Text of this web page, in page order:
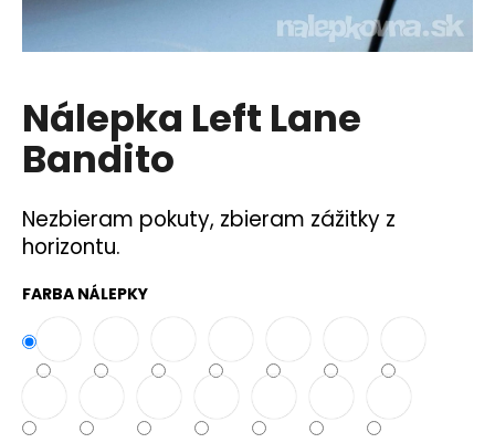
Nálepka Left Lane
Bandito
Nezbieram pokuty, zbieram zážitky z
horizontu.
FARBA NÁLEPKY
á
j
ť
?
O
d
p
o